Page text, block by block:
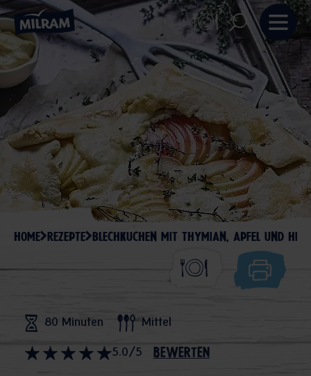
HOME REZEPTE BLECHKUCHEN MIT THYMIAN, APFEL UND
80 Minuten Mittel
5.0/5 bewerten